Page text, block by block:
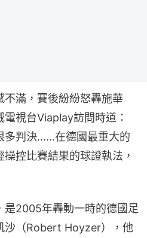
滿，賽後紛紛怒轟施華
視台Viaplay訪問時道：
多判決……在德國最重大的
控比賽結果的球證執法，
是2005年轟動一時的德國足
沙（Robert Hoyzer），他